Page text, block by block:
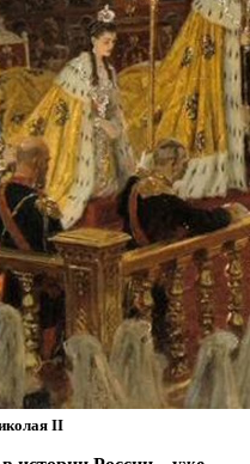
II